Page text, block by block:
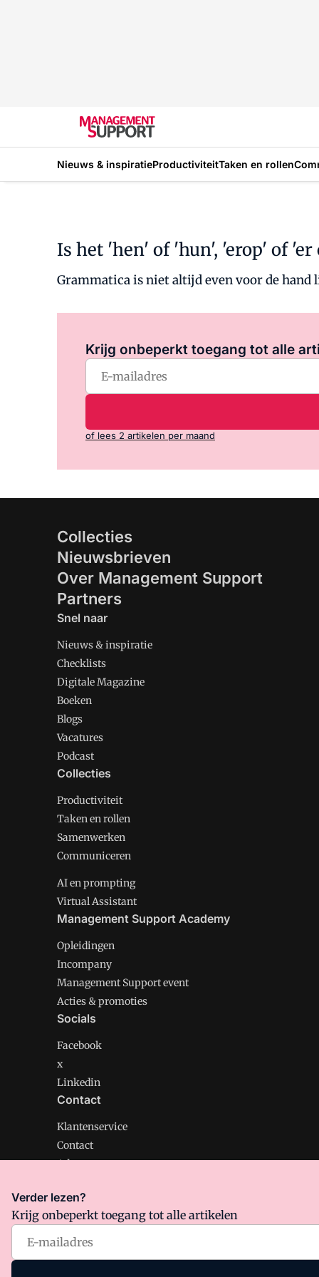
Nieuws & inspiratieProductiviteitTaken en rollen
Is het 'hen' of 'hun', 'erop' of 'er
Grammatica is niet altijd even voor de
Krijg onbeperkt toegang tot alle
of lees 2 artikelen per maand
Collecties
Nieuwsbrieven
Over Management Support
Partners
Snel naar
Nieuws & inspiratie
Checklists
Digitale Magazine
Boeken
Blogs
Vacatures
Podcast
Collecties
Productiviteit
Taken en rollen
Samenwerken
Communiceren
AI en prompting
Virtual Assistant
Management Support Academy
Opleidingen
Incompany
Management Support event
Acties & promoties
Socials
Facebook
x
Linkedin
Contact
Klantenservice
Contact
Adverteren
Management Support is onderdeel van VMN media.
Algemene Voorwaarden
Verder lezen?
Krijg onbeperkt toegang tot alle artikelen